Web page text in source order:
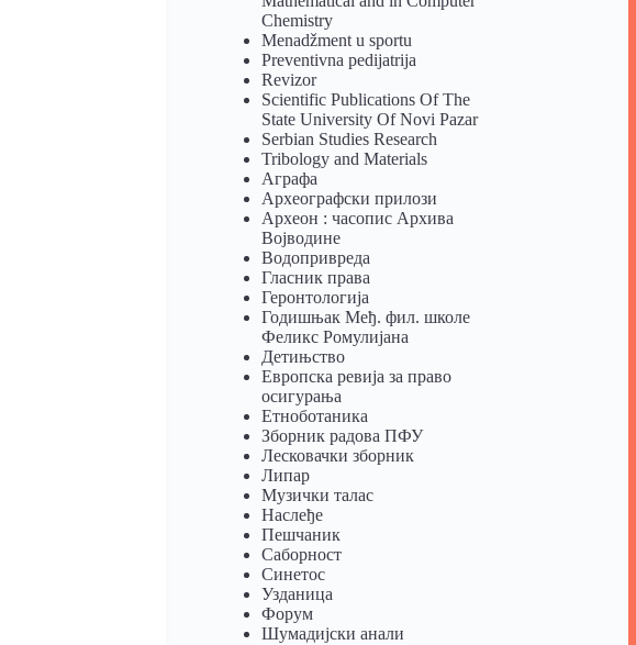
Chemistry
Menadžment u sportu
Preventivna pedijatrija
Revizor
Scientific Publications Of The
State University Of Novi Pazar
Serbian Studies Research
Tribology and Materials
Аграфа
Археографски прилози
Археон : часопис Архива
Војводине
Водопривреда
Гласник права
Геронтологија
Годишњак Међ. фил. школе
Феликс Ромулијана
Детињство
Европска ревија за право
осигурања
Eтноботаника
Зборник радова ПФУ
Лесковачки зборник
Липар
Музички талас
Наслеђе
Пешчаник
Саборност
Синетос
Узданица
Форум
Шумадијски анали